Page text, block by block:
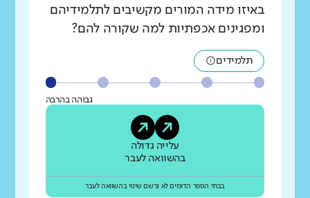
באיזו מידה המורים מקשיבים לתלמידיהם
ומפגינים אכפתיות למה שקורה להם?
תלמידים
גבוהה בהרבה
עלייה גדולה
בהשוואה לעבר
בבתי הספר הדומים לא נרשם שינוי בהשוואה לעבר